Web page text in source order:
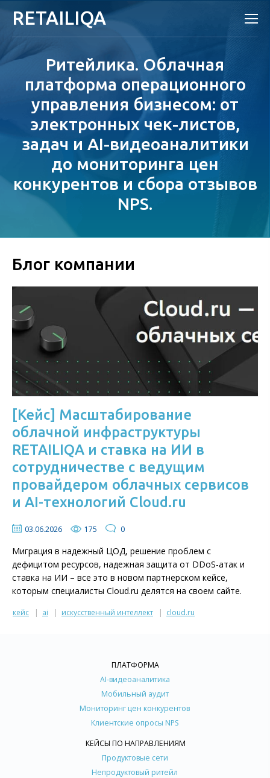
RETAILIQA
Ритейлика. Облачная
платформа операционного
управления бизнесом: от
электронных чек-листов,
задач и AI-видеоаналитики
до мониторинга цен
конкурентов и сбора отзывов
NPS.
Блог компании
[Кейс] Масштабирование
облачной инфраструктуры
RETAILIQA и ставка на ИИ в
сотрудничестве с ведущим
провайдером облачных сервисов
и AI-технологий Cloud.ru
03.06.2026 175 0
Миграция в надежный ЦОД, решение проблем с
дефицитом ресурсов, надежная защита от DDoS-атак и
ставка на ИИ – все это в новом партнерском кейсе,
которым специалисты Cloud.ru делятся на своем сайте.
кейс ai искусственный интеллект cloud.ru
ПЛАТФОРМА
AI-видеоаналитика
Мобильный аудит
Мониторинг цен конкурентов
Клиентские опросы NPS
КЕЙСЫ ПО НАПРАВЛЕНИЯМ
Продуктовые сети
Непродуктовый ритейл